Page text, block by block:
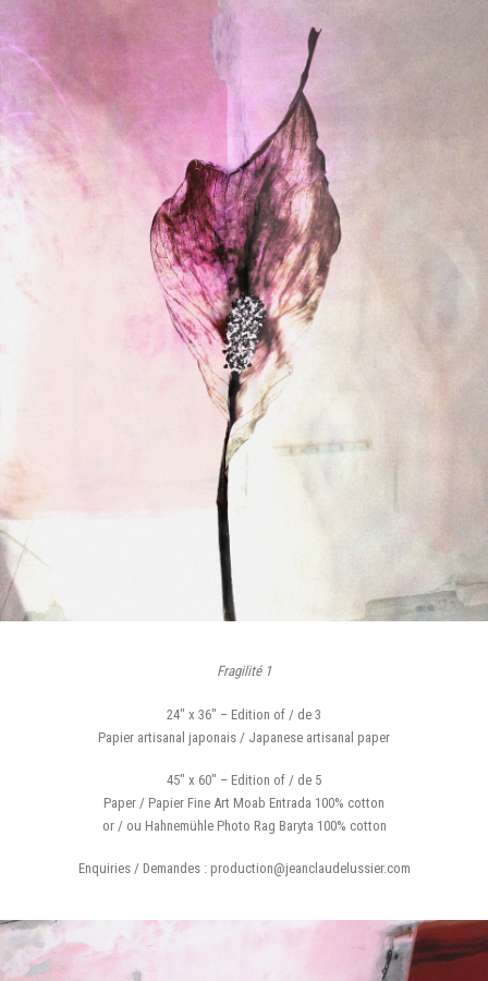
Fragilité 1
24″ x 36″ – Edition of / de 3
Papier artisanal japonais / Japanese artisanal paper
45″ x 60″ – Edition of / de 5
Paper / Papier Fine Art Moab Entrada 100% cotton
or / ou Hahnemühle Photo Rag Baryta 100% cotton
Enquiries / Demandes : production@jeanclaudelussier.com